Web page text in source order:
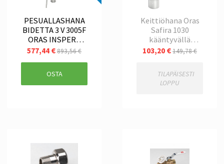
PESUALLASHANA
BIDETTA 3 V 3005F
ORAS INSPERA
SMART
577,44 €893,56 €
OSTA
Keittiöhana Oras
Safira 1030
kääntyvällä
juoksuputkella
103,20 €149,78 €
TILAPÄISESTI
LOPPU